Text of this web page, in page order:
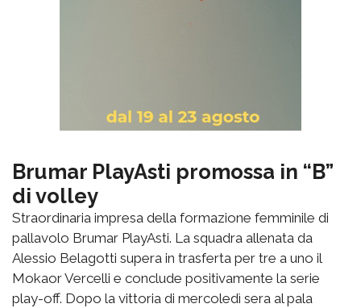
Brumar PlayAsti promossa in “B”
di volley
Straordinaria impresa della formazione femminile di
pallavolo Brumar PlayAsti. La squadra allenata da
Alessio Belagotti supera in trasferta per tre a uno il
Mokaor Vercelli e conclude positivamente la serie
play-off. Dopo la vittoria di mercoledì sera al pala